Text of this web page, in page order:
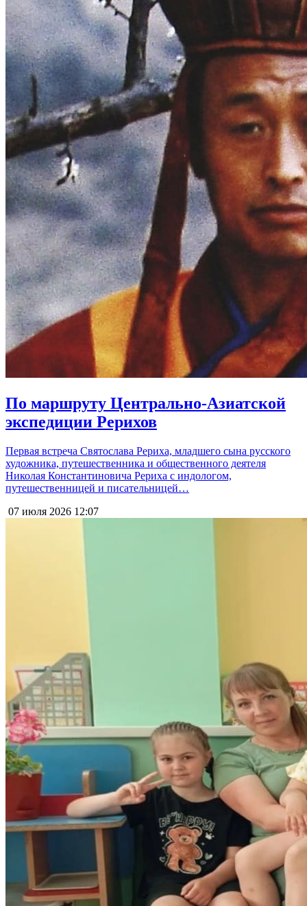
По маршруту Центрально-Азиатской
экспедиции Рерихов
Первая встреча Святослава Рериха, младшего сына русского
художника, путешественника и общественного деятеля
Николая Константиновича Рериха с индологом,
путешественницей и писательницей…
07 июля 2026 12:07